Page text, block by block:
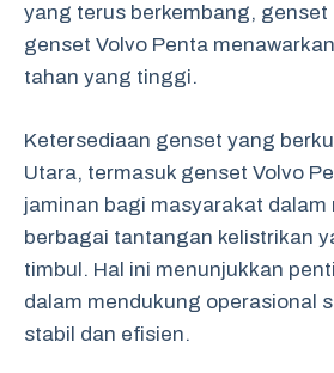
yang terus berkembang, genset
genset Volvo Penta
tahan yang tinggi.
Ketersediaan genset yang
Utara, termasuk genset Volvo
jaminan bagi masyarakat dalam
berbagai tantangan kelistrikan
timbul. Hal ini menunjukkan
dalam mendukung operasional
stabil dan efisien.